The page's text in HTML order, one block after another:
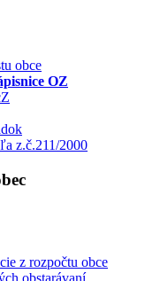
obce
OZ
z.č.211/2000
z rozpočtu obce
obstarávaní